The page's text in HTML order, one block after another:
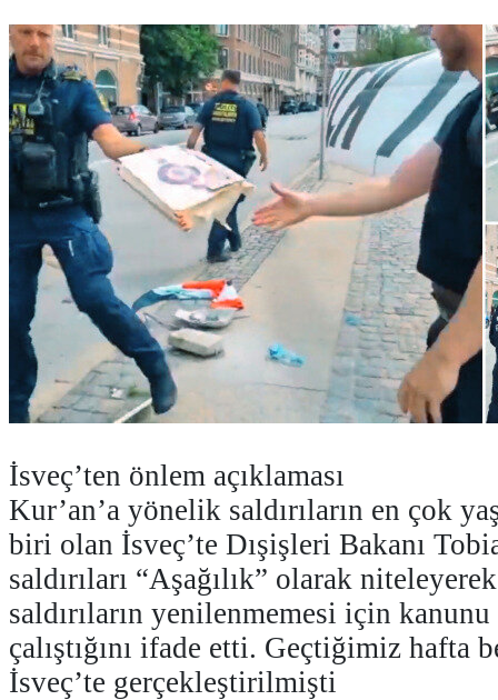
İsveç’ten önlem açıklaması
Kur’an’a yönelik saldırıların en çok
biri olan İsveç’te Dışişleri Bakanı
saldırıları “Aşağılık” olarak
saldırıların yenilenmemesi için
çalıştığını ifade etti. Geçtiğimiz hafta
İsveç’te gerçekleştirilmişti